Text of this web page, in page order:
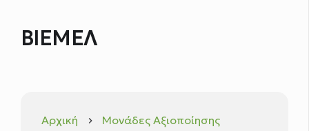
ΒΙΕΜΕΛ
Αρχική keyboard_arrow_right Μονάδες Αξιοποίησης